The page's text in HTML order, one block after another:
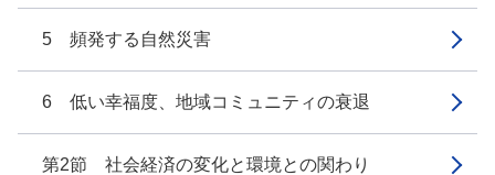
5 頻発する自然災害
6 低い幸福度、地域コミュニティの衰退
第2節 社会経済の変化と環境との関わり